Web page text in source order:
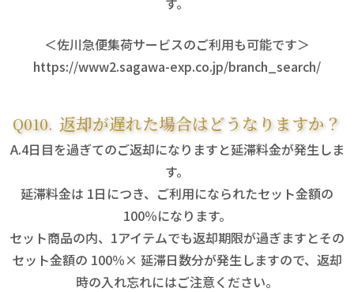
＜佐川急便集荷サービスのご利用も可能です＞
https://www2.sagawa-exp.co.jp/branch_search/
返却が遅れた場合はどうなりますか？
4日目を過ぎてのご返却になりますと延滞料金が発生しま
す。
延滞料金は 1日につき、ご利用になられたセット金額の
100％になります。
セット商品の内、1アイテムでも返却期限が過ぎますとその
セット金額の 100％× 延滞日数分が発生しますので、返却
時の入れ忘れにはご注意ください。